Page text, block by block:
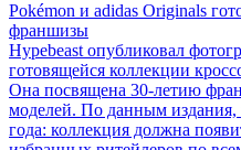
Pokémon и adidas Originals
франшизы
Hypebeast опубликовал
готовящейся коллекции
Она посвящена 30-летию
моделей. По данным издания,
года: коллекция должна